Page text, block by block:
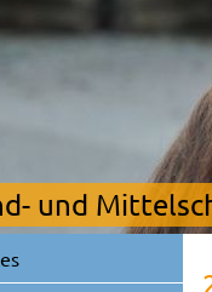
und